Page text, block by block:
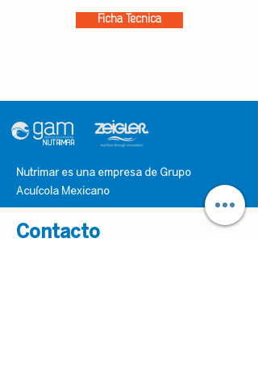
Ficha Técnica
NUTRIMAR
Nutrimar es una empresa de Grupo
Acuícola Mexicano
Contacto